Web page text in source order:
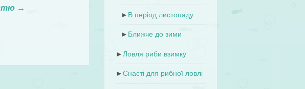
→
► В період листопаду
► Ближче до зими
► Ловля риби взимку
►Снасті для рибної ловлі